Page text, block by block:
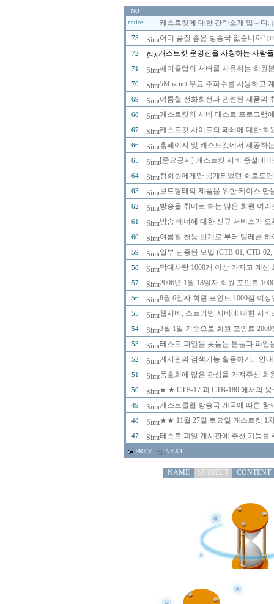
NO
notice
캐스트킷에 대한 간략소개 입니다.
73 어디 품질 좋은 방송국 없습니까?
72 캐스트킷 운영진을 사칭하는 사람
71 쎄이클럽의 서버를 사용하는 회원
70 5Mhz.net 무료 주파수를 사용하고
69 여름철 전화회선과 관련된 제품의
68 캐스트킷의 서버 테스트 프로그램
67 캐스트킷 사이트의 페쇄에 대한
66 홈페이지 및 캐스트킷에서 제공하
65 [중요공지] 캐스트킷 서버 증설에
64 정회원에게만 공개되었던 회로도
63 보드형태의 제품을 위한 케이스 만
62 방송을 취미로 하는 많은 회원 여
61 방송 배너에 대한 신규 서비스가
60 여름철 천둥,번개로 부터 텔레폰
59 일부 단종된 모델 (CTB-01, CTB-
58 막대사탕 1000개 이상 가지고 계
57 2006년 1월 18일자 회원 포인트
56 8월 6일자 회원 포인트 1000점 이
55 웹서버, 스트리밍 서버에 대한 서
54 3월 1일 기준으로 회원 포인트
53 테스트 파일을 못듣는 분들과 파
52 게시판의 검색기능 활용하기... 안
51 동호회에 많은 관심을 가져주신
50 ★ ★ CTB-17 과 CTB-180 에서의
49 캐스트클럽 방송국 개국에 따른
48 ★★ 11월 27일 토요일 캐스트킷
47 테스트 파일 게시판에 추천 기능
PREV NEXT